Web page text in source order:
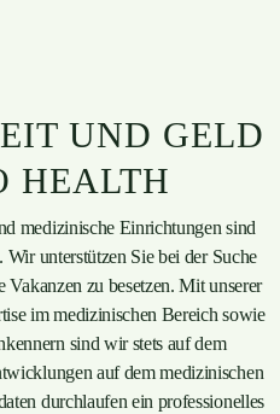
UND GELD
HEALTH
medizinische Einrichtungen sind
unterstützen Sie bei der Suche
zu besetzen. Mit unserer
im medizinischen Bereich sowie
sind wir stets auf dem
auf dem medizinischen
durchlaufen ein professionelles